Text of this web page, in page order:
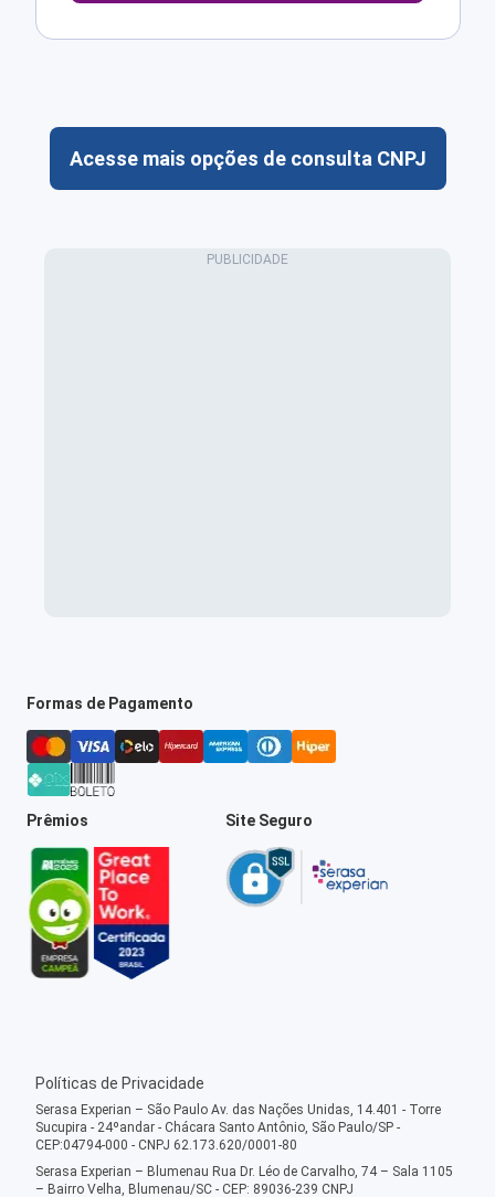
Acesse mais opções de consulta CNPJ
Formas de Pagamento
Prêmios Site Seguro
Políticas de Privacidade
Serasa Experian – São Paulo Av. das Nações Unidas, 14.401 - Torre
Sucupira - 24ºandar - Chácara Santo Antônio, São Paulo/SP -
CEP:04794-000 - CNPJ 62.173.620/0001-80
Serasa Experian – Blumenau Rua Dr. Léo de Carvalho, 74 – Sala 1105
– Bairro Velha, Blumenau/SC - CEP: 89036-239 CNPJ